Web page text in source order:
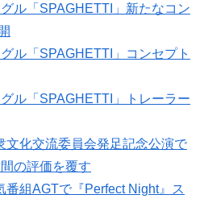
ル「SPAGHETTI」新たなコン
ル「SPAGHETTI」コンセプト
ル「SPAGHETTI」トレーラー
文化交流委員会発足記念公演で
の評価を覆す
番組AGTで『Perfect Night』ス